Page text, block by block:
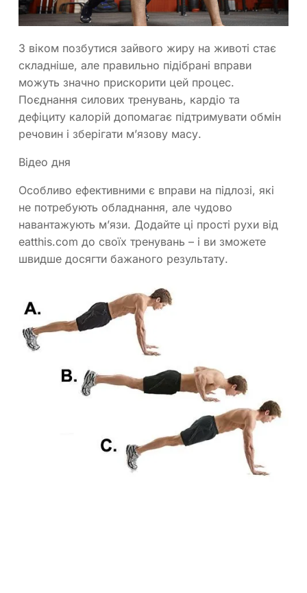
З віком позбутися зайвого жиру на животі стає
складніше, але правильно підібрані вправи
можуть значно прискорити цей процес.
Поєднання силових тренувань, кардіо та
дефіциту калорій допомагає підтримувати обмін
речовин і зберігати м’язову масу.
Відео дня
Особливо ефективними є вправи на підлозі, які
не потребують обладнання, але чудово
навантажують м’язи. Додайте ці прості рухи від
eatthis.com до своїх тренувань – і ви зможете
швидше досягти бажаного результату.